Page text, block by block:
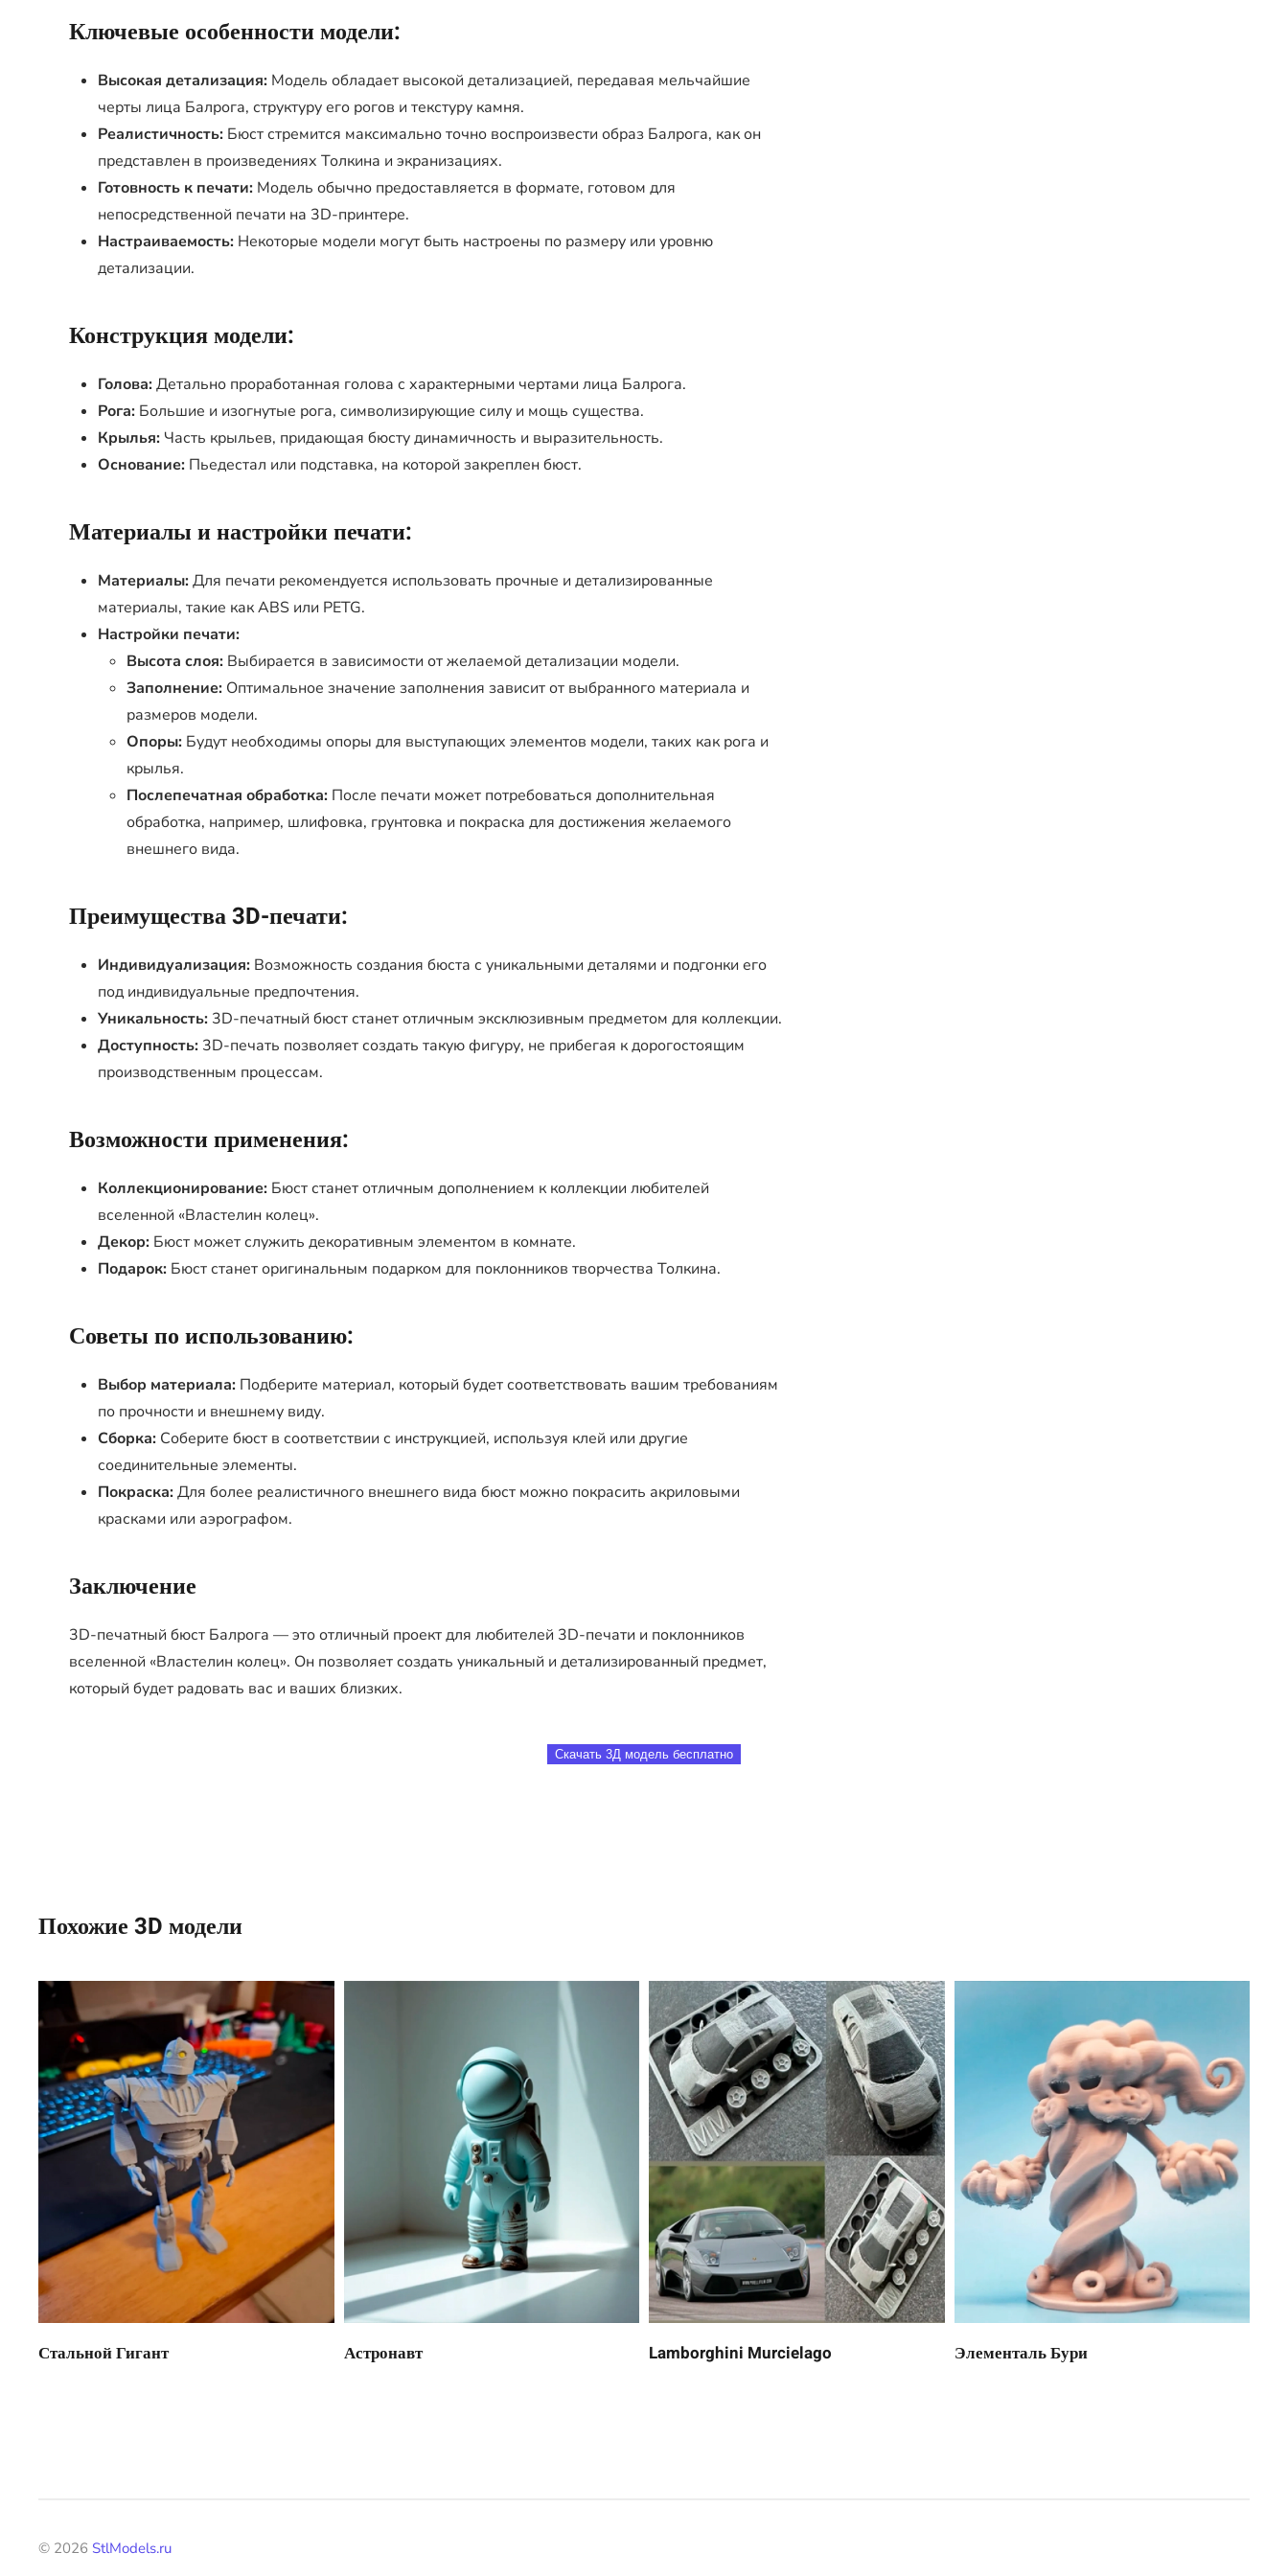
Ключевые особенности модели:
Высокая детализация: Модель обладает высокой детализацией, передавая мельчайшие
черты лица Балрога, структуру его рогов и текстуру камня.
Реалистичность: Бюст стремится максимально точно воспроизвести образ Балрога, как он
представлен в произведениях Толкина и экранизациях.
Готовность к печати: Модель обычно предоставляется в формате, готовом для
непосредственной печати на 3D-принтере.
Настраиваемость: Некоторые модели могут быть настроены по размеру или уровню
детализации.
Конструкция модели:
Голова:Детально проработанная голова с характерными чертами лица Балрога.
Рога: Большие и изогнутые рога, символизирующие силу и мощь существа.
Крылья: Часть крыльев, придающая бюсту динамичность и выразительность.
Основание: Пьедестал или подставка, на которой закреплен бюст.
Материалы и настройки печати:
Материалы:Для печати рекомендуется использовать прочные и детализированные
материалы, такие как ABS или PETG.
Настройки печати:
Высота слоя: Выбирается в зависимости от желаемой детализации модели.
Заполнение: Оптимальное значение заполнения зависит от выбранного материала и
размеров модели.
Опоры: Будут необходимы опоры для выступающих элементов модели, таких как рога и
крылья.
Послепечатная обработка: После печати может потребоваться дополнительная
обработка, например, шлифовка, грунтовка и покраска для достижения желаемого
внешнего вида.
Преимущества 3D-печати:
Индивидуализация: Возможность создания бюста с уникальными деталями и подгонки его
под индивидуальные предпочтения.
Уникальность: 3D-печатный бюст станет отличным эксклюзивным предметом для коллекции.
Доступность: 3D-печать позволяет создать такую фигуру, не прибегая к дорогостоящим
производственным процессам.
Возможности применения:
Коллекционирование: Бюст станет отличным дополнением к коллекции любителей
вселенной «Властелин колец».
Декор: Бюст может служить декоративным элементом в комнате.
Подарок: Бюст станет оригинальным подарком для поклонников творчества Толкина.
Советы по использованию:
Выбор материала: Подберите материал, который будет соответствовать вашим требованиям
по прочности и внешнему виду.
Сборка: Соберите бюст в соответствии с инструкцией, используя клей или другие
соединительные элементы.
Покраска:Для более реалистичного внешнего вида бюст можно покрасить акриловыми
красками или аэрографом.
Заключение
3D-печатный бюст Балрога — это отличный проект для любителей 3D-печати и поклонников
вселенной «Властелин колец». Он позволяет создать уникальный и детализированный предмет,
который будет радовать вас и ваших близких.
Скачать 3Д модель бесплатно
Похожие 3D модели
Стальной Гигант Астронавт Lamborghini Murcielago Элементаль Бури
© 2026 StlModels.ru